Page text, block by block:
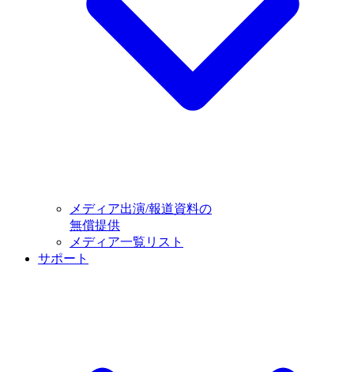
メディア出演/報道資料の
無償提供
メディア一覧リスト
サポート